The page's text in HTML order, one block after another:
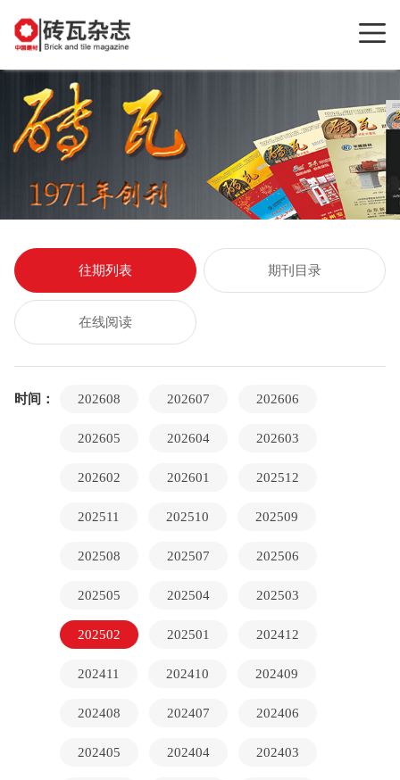
往期列表 期刊目录
在线阅读
时间： 202608 202607 202606
202605 202604 202603
202602 202601 202512
202511 202510 202509
202508 202507 202506
202505 202504 202503
202502 202501 202412
202411 202410 202409
202408 202407 202406
202405 202404 202403